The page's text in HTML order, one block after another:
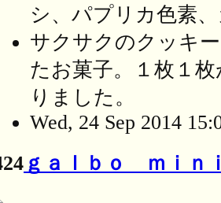
シ、パプリカ色素
サクサクのクッキ
たお菓子。１枚１
りました。
Wed, 24 Sep 2014
ｇａｌｂｏ ｍｉｎ